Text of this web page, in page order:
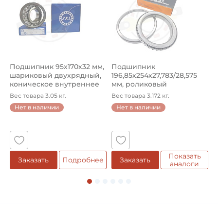
Диаметр ролика:
7,92 мм
Тип цепи по конструкции:
Роликовая трехрядная
Стандарт DIN / ISO / ANSI:
Смазка:
Возможность дополнительной смазки
Подшипник 95х170х32 мм,
шариковый двухрядный,
коническое внутреннее
кол...
Вес товара 3.05 кг.
Нет в наличии
Заказать Подробнее
Подшипник
196,85х254х27,783/28,575
мм, роликовый
однорядный конический
...
Вес товара 3.172 кг.
Нет в наличии
Заказать
Показать
аналоги